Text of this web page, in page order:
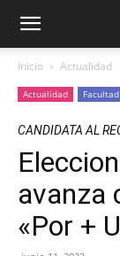
Inicio Actualidad
Actualidad
CANDIDATA AL
avanza
«Por +